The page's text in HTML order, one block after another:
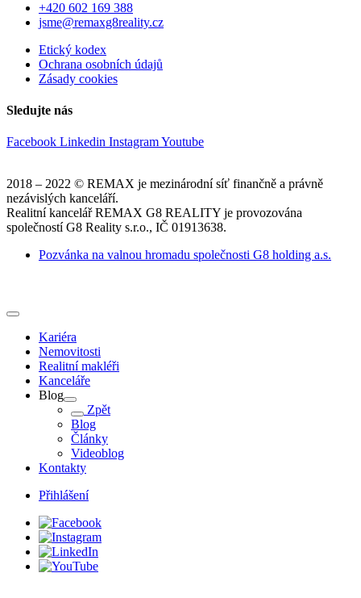
+420 602 169 388
jsme@remaxg8reality.cz
Etický kodex
Ochrana osobních údajů
Zásady cookies
Sledujte nás
Facebook Linkedin InstagramYoutube
2018 – 2022 © REMAX je mezinárodní síť finančně a právně
nezávislých kanceláří.
Realitní kancelář REMAX G8 REALITY je provozována
společností G8 Reality s.r.o., IČ 01913638.
Pozvánka na valnou hromadu společnosti G8 holding a.s.
Kariéra
Nemovitosti
Realitní makléři
Kanceláře
Blog
Zpět
Blog
Články
Videoblog
Kontakty
Přihlášení